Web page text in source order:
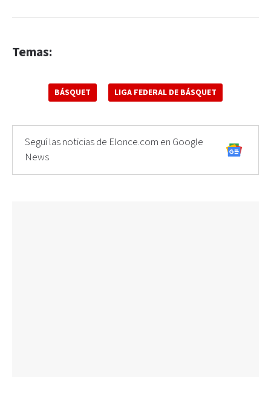
Temas:
BÁSQUET LIGA FEDERAL DE BÁSQUET
Seguí las noticias de Elonce.com en Google
News